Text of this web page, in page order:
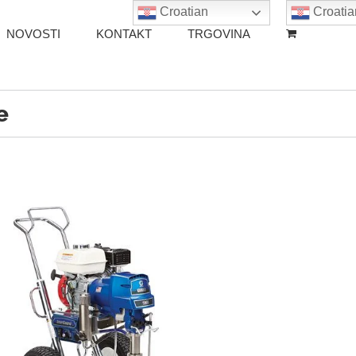
NOVOSTI KONTAKT TRGOVINA
Croatian